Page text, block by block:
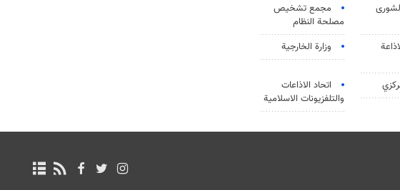
مجمع تشخيص
مصلحة النظام
وزارة الخارجية
اتحاد الاذاعات
والتلفزيونات الاسلامية